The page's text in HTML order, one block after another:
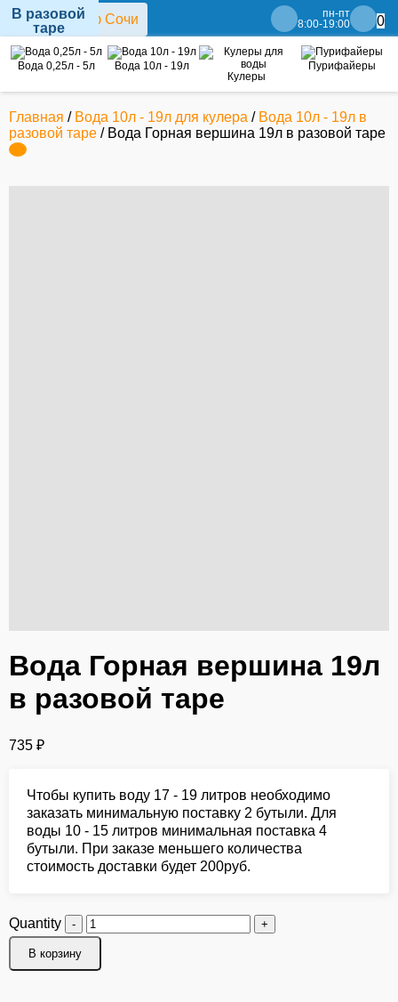
пн-пт
8:00-19:00
0
Вода 0,25л - 5л
Вода 10л - 19л
Кулеры
Пурифайеры
Главная / Вода 10л - 19л для кулера / Вода 10л - 19л в
разовой таре / Вода Горная вершина 19л в разовой таре
Вода Горная вершина 19л
в разовой таре
735 ₽
Чтобы купить воду 17 - 19 литров необходимо
заказать минимальную поставку 2 бутыли. Для
воды 10 - 15 литров минимальная поставка 4
бутыли. При заказе меньшего количества
стоимость доставки будет 200руб.
Quantity
В корзину
В разовой
таре